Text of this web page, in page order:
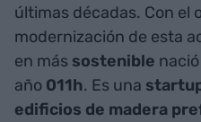
últimas décadas. Con el
modernización de esta
en más sostenible
año 011h. Es una
edificios de madera